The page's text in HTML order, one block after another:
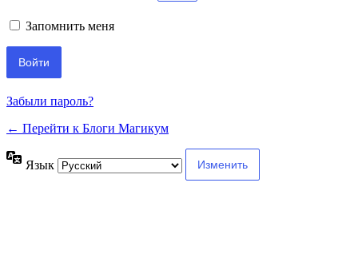
Запомнить меня
Забыли пароль?
← Перейти к Блоги Магикум
Язык